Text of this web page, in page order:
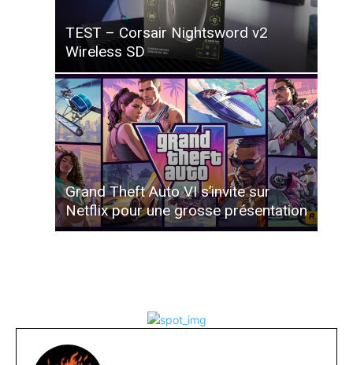
TEST – Corsair Nightsword v2
Wireless SD
Grand Theft Auto VI s’invite sur
Netflix pour une grosse présentation